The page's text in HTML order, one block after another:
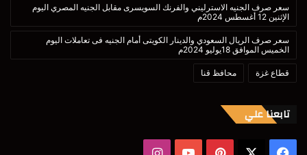
سعر صرف الجنيه الاسترليني والفرنك السويسرى مقابل الجنيه المصري اليوم
الإثنين 12 أغسطس 2024م
سعر صرف الريال السعودي والدينار الكويتى أمام الجنيه فى تعاملات اليوم
الخميس الموافق 18يوليو 2024م
قطاع غزة محافظ قنا
تابعنا علي